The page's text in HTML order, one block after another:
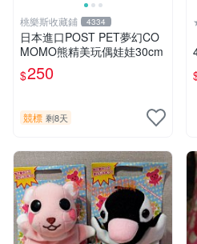
桃樂斯收藏鋪 4334
日本進口POST PET夢幻CO
MOMO熊精美玩偶娃娃30cm
$250
競標 剩8天